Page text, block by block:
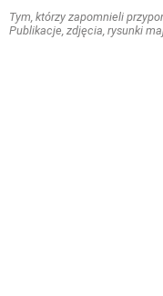
Tym, którzy zapomnieli
Publikacje, zdjęcia, rysunki